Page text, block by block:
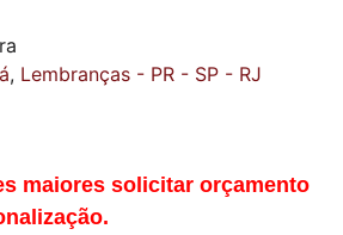
, Lembranças - PR - SP - RJ
maiores solicitar orçamento